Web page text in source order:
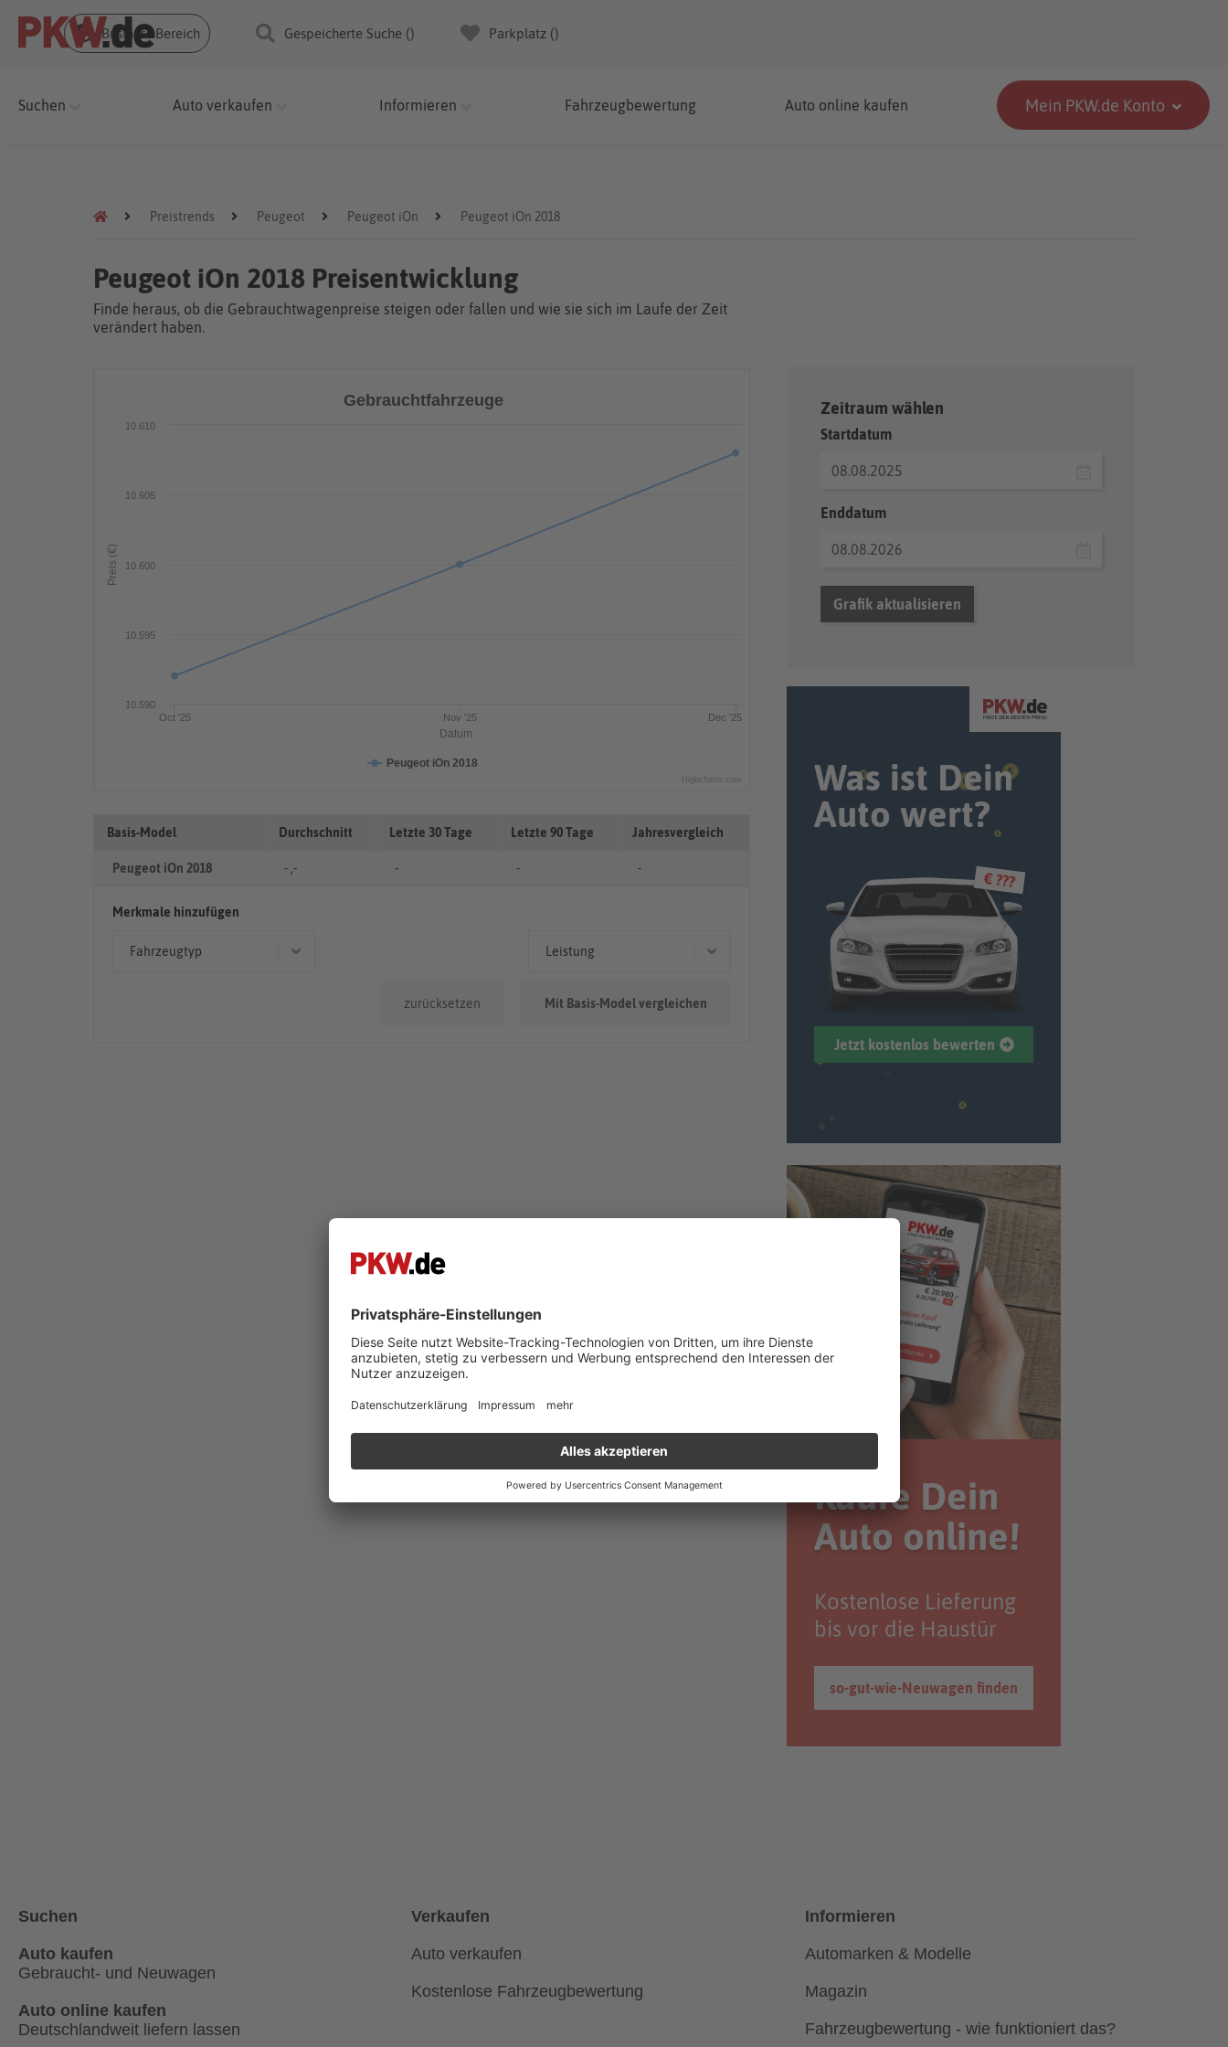
Business Bereich Gespeicherte Suche () Parkplatz ()
Suchen Auto verkaufen Informieren Fahrzeugbewertung Auto online kaufen Mein PKW.de Konto
Preistrends Peugeot Peugeot iOn Peugeot iOn 2018
Peugeot iOn 2018 Preisentwicklung
Finde heraus, ob die Gebrauchtwagenpreise steigen oder fallen und wie sie sich im Laufe der Zeit
verändert haben.
Datum
Preis (€)
Gebrauchtfahrzeuge
Peugeot iOn 2018
Oct '25 Nov '25 Dec '25
10.590
10.595
10.600
10.605
10.610
Highcharts.com
Basis-Model Durchschnitt Letzte 30 Tage Letzte 90 Tage Jahresvergleich
Peugeot iOn 2018 - ,- - - -
Merkmale hinzufügen
Fahrzeugtyp Leistung
zurücksetzen
Mit Basis-Model vergleichen
Zeitraum wählen
Startdatum
Enddatum
Grafik aktualisieren
Was ist Dein
Auto wert?
€ ???
Jetzt kostenlos bewerten
Kaufe Dein
Auto online!
Kostenlose Lieferung
bis vor die Haustür
so-gut-wie-Neuwagen finden
Suchen
Auto kaufen
Gebraucht- und Neuwagen
Auto online kaufen
Deutschlandweit liefern lassen
Verkaufen
Auto verkaufen
Kostenlose Fahrzeugbewertung
Informieren
Automarken & Modelle
Magazin
Fahrzeugbewertung - wie funktioniert das?